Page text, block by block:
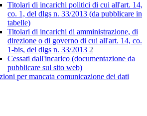
Titolari di incarichi politici di cui all'art. 14,
co. 1, del dlgs n. 33/2013 (da pubblicare in
tabelle)
Titolari di incarichi di amministrazione, di
direzione o di governo di cui all'art. 14, co.
1-bis, del dlgs n. 33/2013 2
Cessati dall'incarico (documentazione da
pubblicare sul sito web)
per mancata comunicazione dei dati